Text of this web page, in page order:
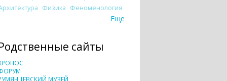
Физика Феноменология
Еще
сайты
МУЗЕЙ